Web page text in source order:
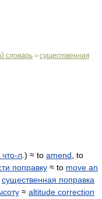
словарь > существенная
что-л .) ≈ to amend , to
поправку ≈ to move an
существенная поправка
≈ altitude correction